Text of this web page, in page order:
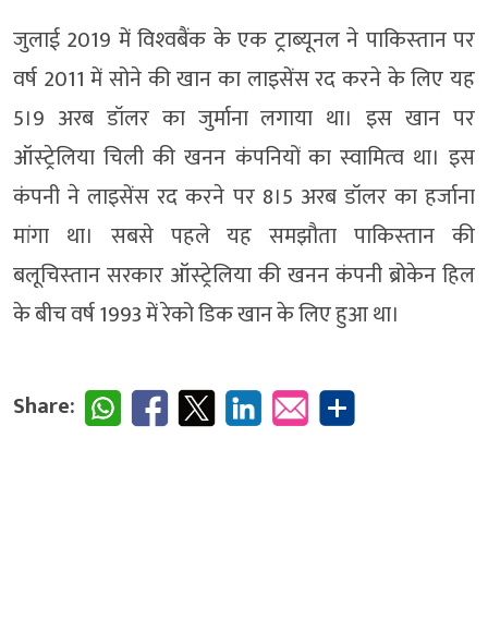
जुलाई 2019 में विश्‍वबैंक के एक ट्राब्‍यूनल ने पाकिस्‍तान पर
वर्ष 2011 में सोने की खान का लाइसेंस रद करने के लिए यह
5।9 अरब डॉलर का जुर्माना लगाया था। इस खान पर
ऑ‍स्‍ट्रेलिया चिली की खनन कंपनियों का स्‍वामित्‍व था। इस
कंपनी ने लाइसेंस रद करने पर 8।5 अरब डॉलर का हर्जाना
मांगा था। सबसे पहले यह समझौता पाकिस्‍तान की
बलूचिस्‍तान सरकार ऑस्‍ट्रेलिया की खनन कंपनी ब्रोकेन ह‍िल
के बीच वर्ष 1993 में रेको डिक खान के लिए हुआ था।
Share: